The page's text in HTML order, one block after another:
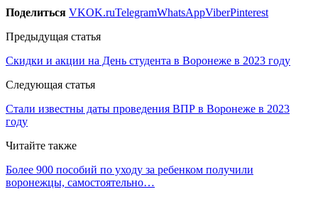
Поделиться VKOK.ruTelegramWhatsAppViberPinterest
Предыдущая статья
Скидки и акции на День студента в Воронеже в 2023 году
Следующая статья
Стали известны даты проведения ВПР в Воронеже в 2023
году
Читайте также
Более 900 пособий по уходу за ребенком получили
воронежцы, самостоятельно…